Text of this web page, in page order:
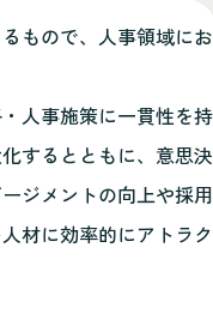
もので、人事領域にお
人事施策に一貫性を持
するとともに、意思決
ジメントの向上や採用
材に効率的にアトラク